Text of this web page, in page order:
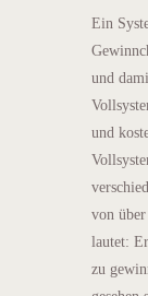
Ein
und
und
von
lautet:
zu